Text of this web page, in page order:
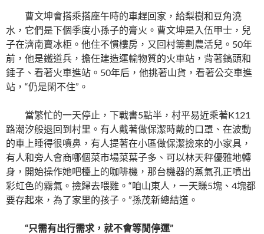
曹文坤會搭乘搭座午時的車趕回家，給梨樹和豆角澆
水，它們是下個季度小孫子的膏火。曹文坤是入伍甲士，兒
子在濟南賣冰柜。他住不慣樓房，又回村籌劃農活兒。50年
前，他是鐵道兵，擔任建造運輸物質的火車站，背著鎬頭和
錘子、看著火車進站。50年后，他挑著山貨，看著公交車進
站，“仍是閑不住”。
當繁忙的一天停止，下戰書5點半，村平易近乘著K121
路潮汐般退回到村里。有人戴著做保潔時戴的口罩、在波動
的車上睡得很噴鼻，有人提著在小區做保潔撿來的小家具，
有人和旁人會商哪個菜市場菜葉子多、可以林天秤優雅地轉
身，開始操作她吧檯上的咖啡機，那台機器的蒸氣孔正噴出
彩虹色的霧氣。撿歸去喂雞。“咱山東人，一天賺5塊、4塊都
要存起來，為了家里的孩子。”孫茂新總結道。
“只需有出行需求，就不會等閒停運”